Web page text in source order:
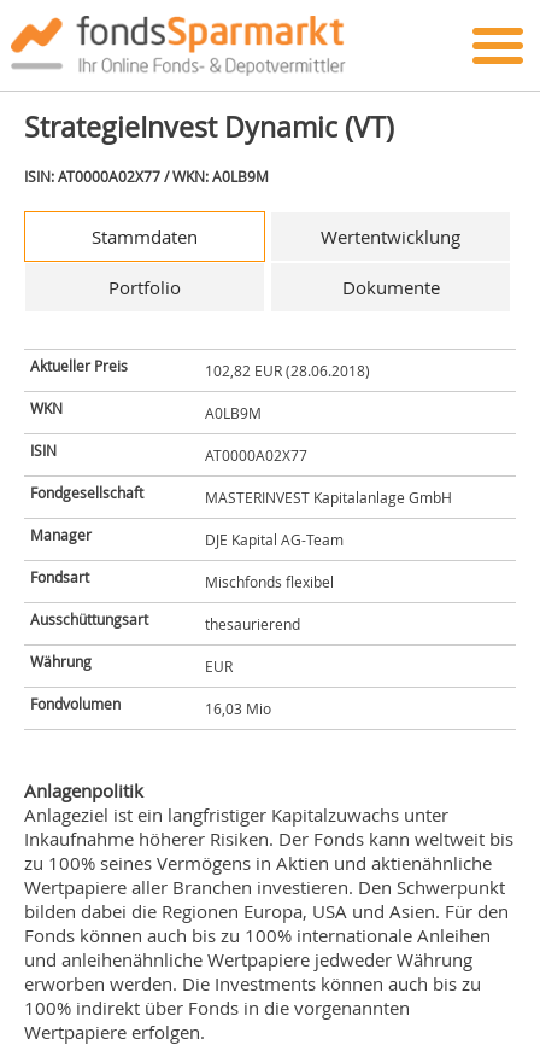
StrategieInvest Dynamic (VT)
ISIN: AT0000A02X77 / WKN: A0LB9M
Stammdaten Wertentwicklung
Portfolio Dokumente
Aktueller Preis
102,82 EUR (28.06.2018)
WKN
A0LB9M
ISIN
AT0000A02X77
Fondgesellschaft
MASTERINVEST Kapitalanlage GmbH
Manager
DJE Kapital AG-Team
Fondsart
Mischfonds flexibel
Ausschüttungsart
thesaurierend
Währung
EUR
Fondvolumen
16,03 Mio
Anlagenpolitik
Anlageziel ist ein langfristiger Kapitalzuwachs unter
Inkaufnahme höherer Risiken. Der Fonds kann weltweit bis
zu 100% seines Vermögens in Aktien und aktienähnliche
Wertpapiere aller Branchen investieren. Den Schwerpunkt
bilden dabei die Regionen Europa, USA und Asien. Für den
Fonds können auch bis zu 100% internationale Anleihen
und anleihenähnliche Wertpapiere jedweder Währung
erworben werden. Die Investments können auch bis zu
100% indirekt über Fonds in die vorgenannten
Wertpapiere erfolgen.